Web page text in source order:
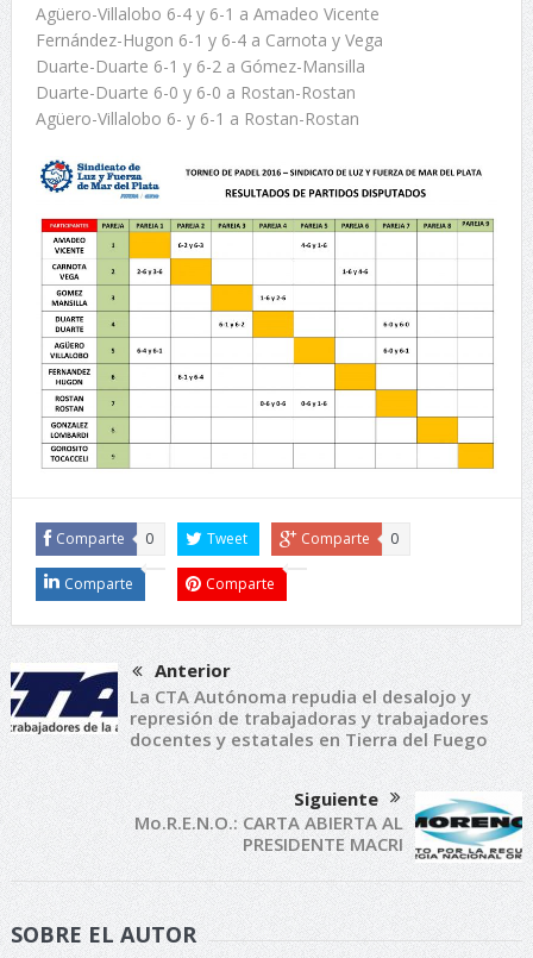
Agüero-Villalobo 6-4 y 6-1 a Amadeo Vicente
Fernández-Hugon 6-1 y 6-4 a Carnota y Vega
Duarte-Duarte 6-1 y 6-2 a Gómez-Mansilla
Duarte-Duarte 6-0 y 6-0 a Rostan-Rostan
Agüero-Villalobo 6- y 6-1 a Rostan-Rostan
Comparte 0 Tweet Comparte 0
Comparte Comparte
Anterior
La CTA Autónoma repudia el desalojo y
represión de trabajadoras y trabajadores
docentes y estatales en Tierra del Fuego
Siguiente
Mo.R.E.N.O.: CARTA ABIERTA AL
PRESIDENTE MACRI
SOBRE EL AUTOR